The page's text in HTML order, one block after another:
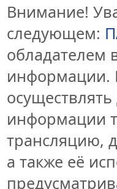
Внимание!
следующем:
обладателем
информации.
информации
трансляцию,
а также её